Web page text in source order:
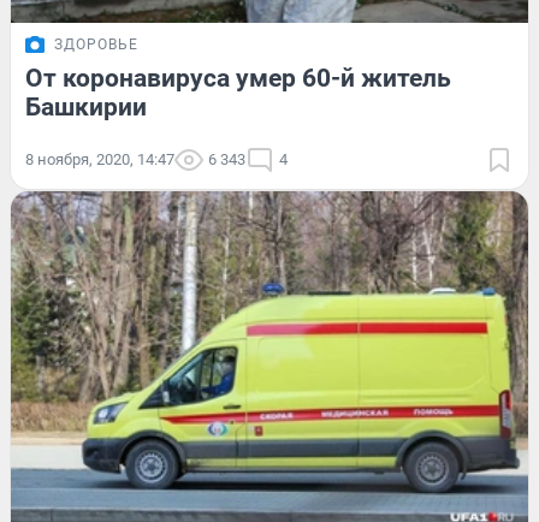
ЗДОРОВЬЕ
От коронавируса умер 60-й житель
Башкирии
8 ноября, 2020, 14:47 6 343 4